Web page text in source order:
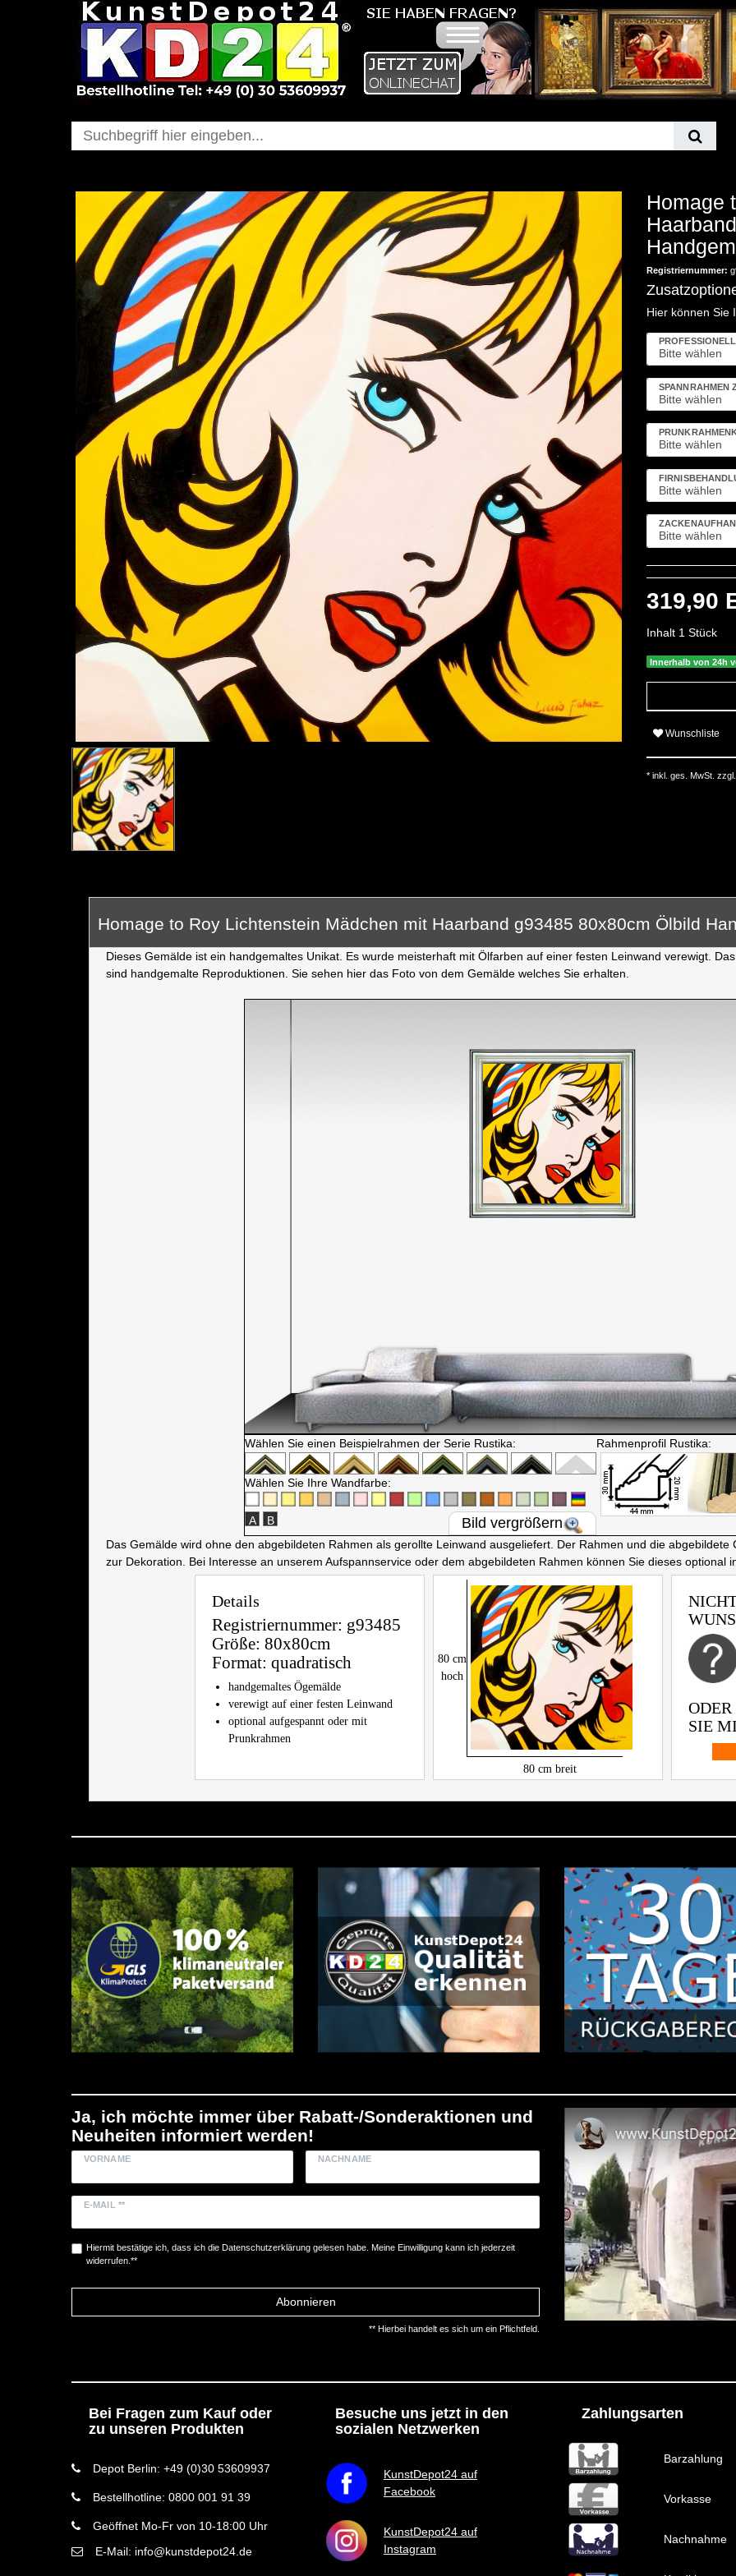
Homage
Registriernummer:
Hier können Sie
SPANNRAHMEN
319,90
Inhalt 1 Stück
Innerhalb von 24h
Wunschliste
* inkl. ges. MwSt. zzgl.
Homage to Roy Lichtenstein Mädchen mit Haarband g93485 80x80cm Ölbild
Dieses Gemälde ist ein handgemaltes Unikat. Es wurde meisterhaft mit Ölfarben auf einer festen Leinwand verewigt.
sind handgemalte Reproduktionen. Sie sehen hier das Foto von dem Gemälde welches Sie erhalten.
Wählen Sie einen Beispielrahmen der Serie Rustika: Rahmenprofil Rustika:
Wählen Sie Ihre Wandfarbe:
A B Bild vergrößern
Das Gemälde wird ohne den abgebildeten Rahmen als gerollte Leinwand ausgeliefert. Der Rahmen und die
zur Dekoration. Bei Interesse an unserem Aufspannservice oder dem abgebildeten Rahmen können Sie dieses optional
Details
Registriernummer: g93485
Größe: 80x80cm
Format: quadratisch
handgemaltes Ögemälde
verewigt auf einer festen Leinwand
optional aufgespannt oder mit
Prunkrahmen
80 cm
hoch
80cm breit
SIE
Ja, ich möchte immer über Rabatt-/Sonderaktionen und
Neuheiten informiert werden!
VORNAME NACHNAME
E-MAIL **
Hiermit bestätige ich, dass ich die Daten­schutz­erklärunggelesen habe. Meine Einwilligung kann ich jederzeit
widerrufen.**
Abonnieren
** Hierbei handelt es sich um ein Pflichtfeld.
Bei Fragen zum Kauf oder
zu unseren Produkten
Depot Berlin: +49 (0)30 53609937
Bestellhotline: 0800 001 91 39
Geöffnet Mo-Fr von 10-18:00 Uhr
E-Mail: info@kunstdepot24.de
Besuche uns jetzt in den
sozialen Netzwerken
KunstDepot24 auf
Facebook
KunstDepot24 auf
Instagram
Zahlungsarten
Barzahlung
Vorkasse
Nachnahme